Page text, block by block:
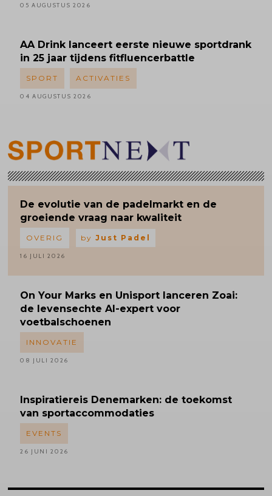
05 AUGUSTUS 2026
AA Drink lanceert eerste nieuwe sportdrank
in 25 jaar tijdens fitfluencerbattle
SPORT ACTIVATIES
04 AUGUSTUS 2026
De evolutie van de padelmarkt en de
groeiende vraag naar kwaliteit
OVERIG by Just Padel
16 JULI 2026
On Your Marks en Unisport lanceren Zoai:
de levensechte AI-expert voor
voetbalschoenen
INNOVATIE
08 JULI 2026
Inspiratiereis Denemarken: de toekomst
van sportaccommodaties
EVENTS
26 JUNI 2026